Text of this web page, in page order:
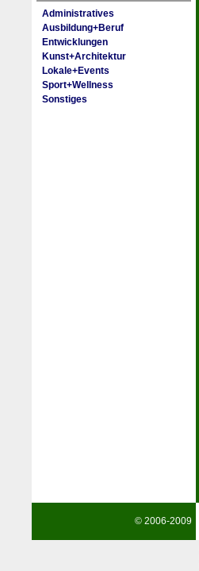
Administratives
Ausbildung+Beruf
Entwicklungen
Kunst+Architektur
Lokale+Events
Sport+Wellness
Sonstiges
© 2006-2009